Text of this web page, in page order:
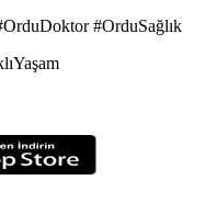
#OrduSağlık